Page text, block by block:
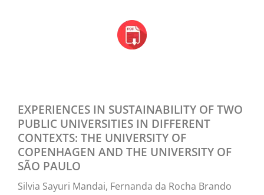
EXPERIENCES IN SUSTAINABILITY OF TWO
PUBLIC UNIVERSITIES IN DIFFERENT
CONTEXTS: THE UNIVERSITY OF
COPENHAGEN AND THE UNIVERSITY OF
SÃO PAULO
Silvia Sayuri Mandai, Fernanda da Rocha Brando